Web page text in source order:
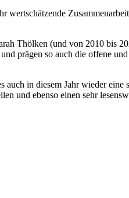
Thölken (und von 2010 bis
prägen so auch die offene
in diesem Jahr wieder
und ebenso einen sehr